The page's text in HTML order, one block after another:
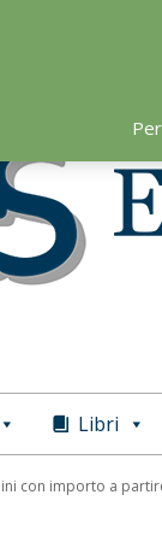
Libri
con importo a